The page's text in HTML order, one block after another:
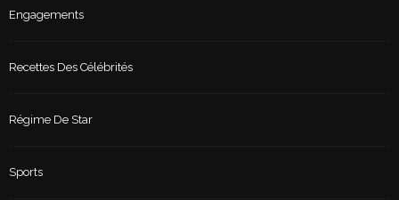
Engagements
Recettes Des Célébrités
Régime De Star
Sports